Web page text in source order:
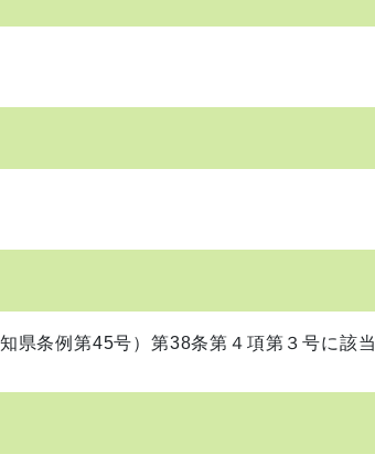
県条例第45号）第38条第４項第３号に該当